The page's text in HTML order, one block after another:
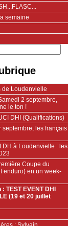
semaine
de Loudenvielle
2 septembre,
le ton !
DHI (Qualifications)
les français
DH à Loudenvielle : les
Coupe du
enduro) en un week-
TEST EVENT DHI
(19 et 20 juillet